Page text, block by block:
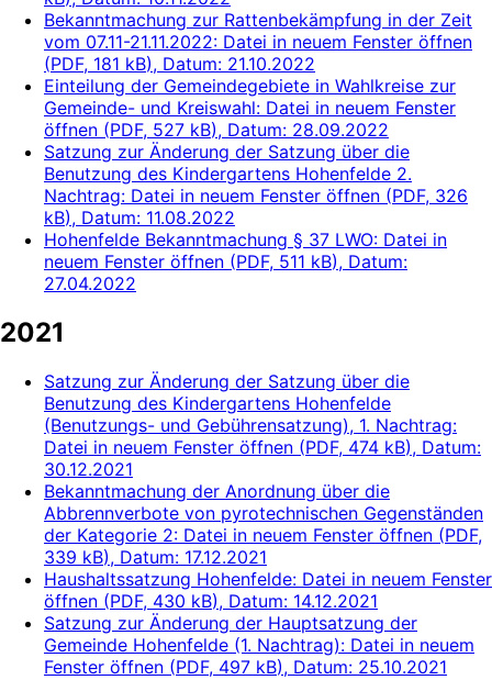
Bekanntmachung zur Rattenbekämpfung in der Zeit
vom 07.11-21.11.2022: Datei in neuem Fenster öffnen
(PDF, 181 kB), Datum: 21.10.2022
Einteilung der Gemeindegebiete in Wahlkreise zur
Gemeinde- und Kreiswahl: Datei in neuem Fenster
öffnen (PDF, 527 kB), Datum: 28.09.2022
Satzung zur Änderung der Satzung über die
Benutzung des Kindergartens Hohenfelde 2.
Nachtrag: Datei in neuem Fenster öffnen (PDF, 326
kB), Datum: 11.08.2022
Hohenfelde Bekanntmachung § 37 LWO: Datei in
neuem Fenster öffnen (PDF, 511 kB), Datum:
27.04.2022
2021
Satzung zur Änderung der Satzung über die
Benutzung des Kindergartens Hohenfelde
(Benutzungs- und Gebührensatzung), 1. Nachtrag:
Datei in neuem Fenster öffnen (PDF, 474 kB), Datum:
30.12.2021
Bekanntmachung der Anordnung über die
Abbrennverbote von pyrotechnischen Gegenständen
der Kategorie 2: Datei in neuem Fenster öffnen (PDF,
339 kB), Datum: 17.12.2021
Haushaltssatzung Hohenfelde: Datei in neuem Fenster
öffnen (PDF, 430 kB), Datum: 14.12.2021
Satzung zur Änderung der Hauptsatzung der
Gemeinde Hohenfelde (1. Nachtrag): Datei in neuem
Fenster öffnen (PDF, 497 kB), Datum: 25.10.2021